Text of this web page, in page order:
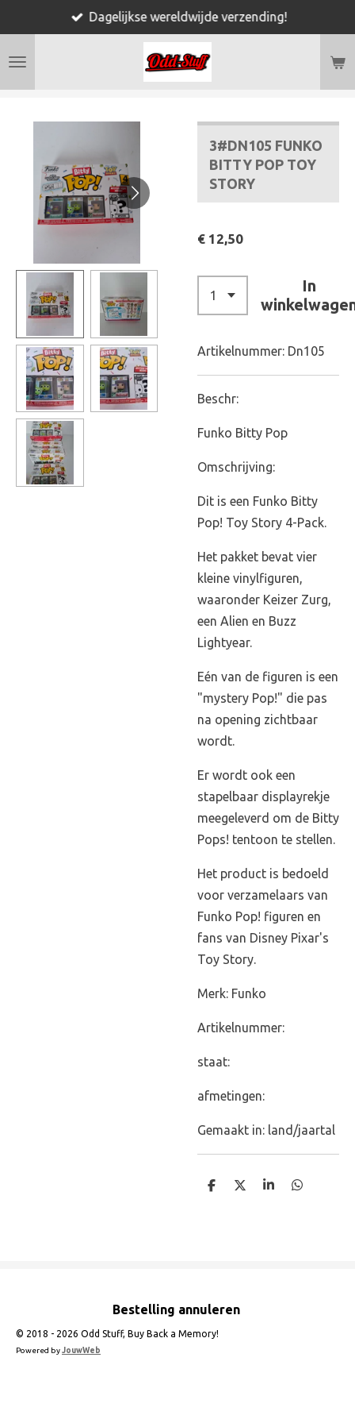
naar
Dagelijkse wereldwijde verzending!
3#DN105 FUNKO
BITTY POP TOY
STORY
€ 12,50
In
Artikelnummer: Dn105
Beschr:
Funko Bitty Pop
Omschrijving:
Dit is een Funko Bitty
Pop! Toy Story 4-Pack.
Het pakket bevat vier
kleine vinylfiguren,
waaronder Keizer Zurg,
een Alien en Buzz
Lightyear.
Eén van de figuren is een
"mystery Pop!" die pas
na opening zichtbaar
wordt.
Er wordt ook een
stapelbaar displayrekje
meegeleverd om de Bitty
Pops! tentoon te stellen.
Het product is bedoeld
voor verzamelaars van
Funko Pop! figuren en
fans van Disney Pixar's
Toy Story.
Merk: Funko
Artikelnummer:
staat:
afmetingen:
Gemaakt in: land/jaartal
D
D
S
D
Bestelling annuleren
© 2018 - 2026 Odd Stuff, Buy Back a Memory!
Powered byJouwWeb